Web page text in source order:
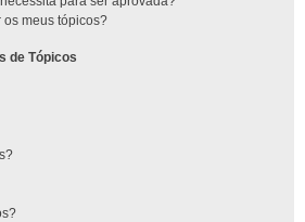
meus tópicos?
de Tópicos